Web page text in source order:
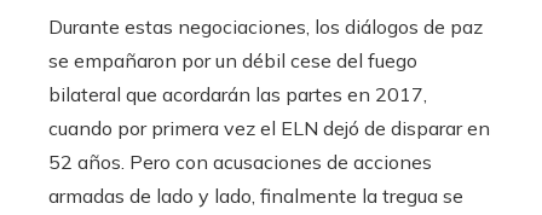
Durante estas negociaciones, los diálogos de paz
se empañaron por un débil cese del fuego
bilateral que acordarán las partes en 2017,
cuando por primera vez el ELN dejó de disparar en
52 años. Pero con acusaciones de acciones
armadas de lado y lado, finalmente la tregua se